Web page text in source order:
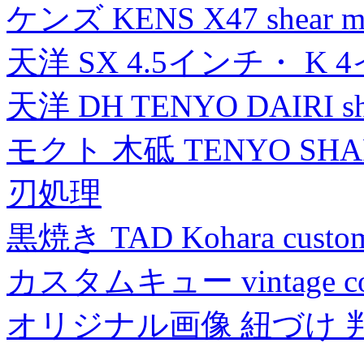
ケンズ KENS X47 shear
天洋 SX 4.5インチ・ K
天洋 DH TENYO DAIRI
モクト 木砥 TENYO
刃処理
黒焼き TAD Kohara
カスタムキュー vintage
オリジナル画像 紐づけ